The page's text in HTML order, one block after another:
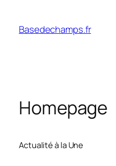
content
Basedechamps.fr
Homepage
Actualité à la Une